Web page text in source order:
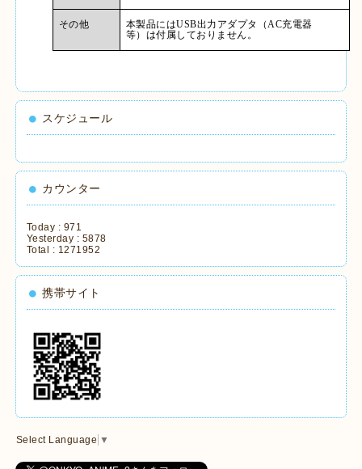
その他 本製品にはUSB出力アダプタ（ AC充電器
等）は付属しておりません。
スケジュール
カウンター
Today : 971
Yesterday : 5878
Total : 1271952
携帯サイト
Select Language ▼